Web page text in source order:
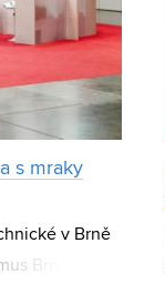
s mraky
v Brně
Brno.